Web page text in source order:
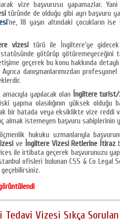
vize başvurusu yapamazlar.
türünde de olduğu gibi ayrı başvuru
’ne, 18 yaşın altındaki çocukların ise
vizesitürü ile İngiltere’ye gidecek
statüsünde götürüp
geçerek bu konu hakkında
danışmanlarımızdan
yapılacak olan İngiltere
yapma olasılığının yüksek olduğu
bir hatada veya eksiklikte vize reddi
almak istemeyen başvuru sahiplerinin
hukuku uzmanlarıyla
ve İngiltere Vizesi Retlerine İtiraz
ile irtibata geçerek başvurunuzu
ofisleri bulunan CSS & Co Legal
Vizesi Sıkça Sorulan